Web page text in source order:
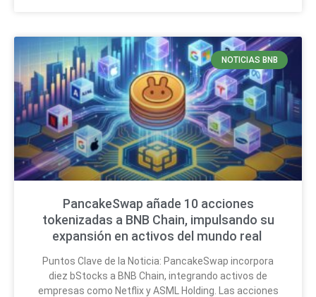
NOTICIAS BNB
PancakeSwap añade 10 acciones
tokenizadas a BNB Chain, impulsando su
expansión en activos del mundo real
Puntos Clave de la Noticia: PancakeSwap incorpora
diez bStocks a BNB Chain, integrando activos de
empresas como Netflix y ASML Holding. Las acciones